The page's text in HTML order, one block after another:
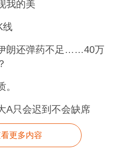
我的美
线
朗还弹药不足……40万
A只会迟到不会缺席
更多内容